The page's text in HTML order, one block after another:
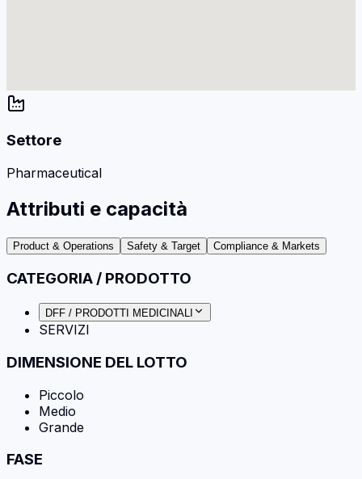
Settore
Pharmaceutical
Attributi e capacità
Product & Operations Safety & Target Compliance & Markets
CATEGORIA / PRODOTTO
DFF / PRODOTTI MEDICINALI
SERVIZI
DIMENSIONE DEL LOTTO
Piccolo
Medio
Grande
FASE